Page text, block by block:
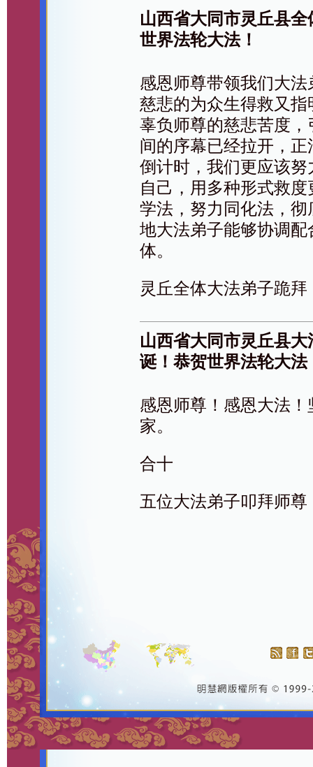
山西省大同市灵丘县
世界法轮大法！
感恩师尊带领我们大
慈悲的为众生得救又
辜负师尊的慈悲苦度
间的序幕已经拉开，
倒计时，我们更应该
自己，用多种形式救
学法，努力同化法，
地大法弟子能够协调
体。
灵丘全体大法弟子跪拜
山西省大同市灵丘县
诞！恭贺世界法轮大法
感恩师尊！感恩大法
家。
合十
五位大法弟子叩拜师尊